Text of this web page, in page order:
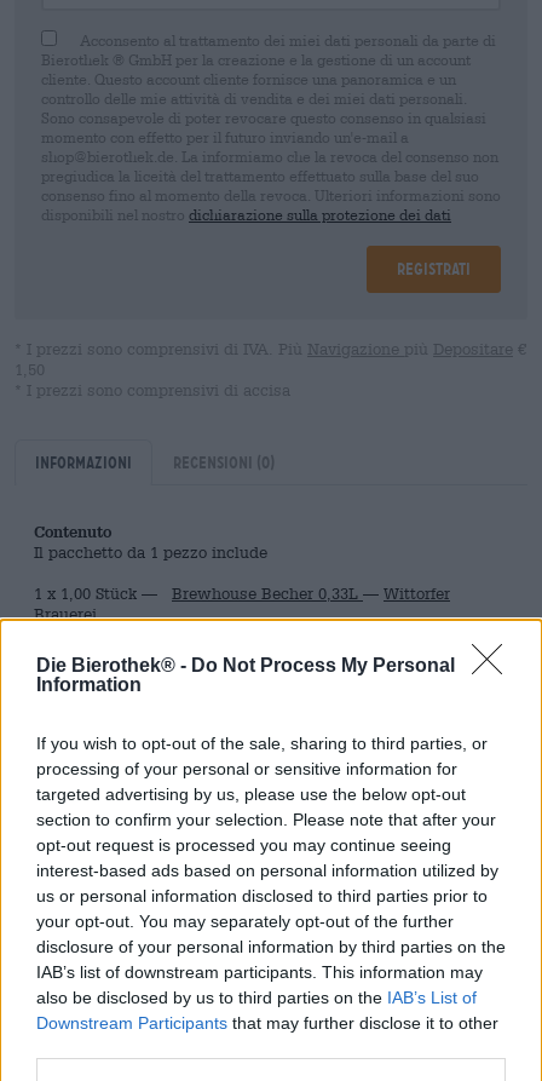
Die Bierothek® - Do Not Process My Personal
Information
If you wish to opt-out of the sale, sharing to third parties, or
processing of your personal or sensitive information for
targeted advertising by us, please use the below opt-out
section to confirm your selection. Please note that after your
opt-out request is processed you may continue seeing
interest-based ads based on personal information utilized by
us or personal information disclosed to third parties prior to
your opt-out. You may separately opt-out of the further
disclosure of your personal information by third parties on the
IAB’s list of downstream participants. This information may
also be disclosed by us to third parties on the IAB’s List of
Downstream Participants that may further disclose it to other
Acconsento al trattamento dei miei dati personali da parte di
Bierothek ® GmbH per la creazione e la gestione di un account
cliente. Questo account cliente fornisce una panoramica e un
controllo delle mie attività di vendita e dei miei dati personali.
Sono consapevole di poter revocare questo consenso in qualsiasi
momento con effetto per il futuro inviando un'e-mail a
shop@bierothek.de. La informiamo che la revoca del consenso non
pregiudica la liceità del trattamento effettuato sulla base del suo
consenso fino al momento della revoca. Ulteriori informazioni sono
disponibili nel nostro dichiarazione sulla protezione dei dati
Registrati
* I prezzi sono comprensivi di IVA. Più Navigazione più Depositare €
1,50
* I prezzi sono comprensivi di accisa
Informazioni Recensioni (0)
Contenuto
Il pacchetto da 1 pezzo include
1 x 1,00 Stück — Brewhouse Becher 0,33L — Wittorfer
Brauerei
1 x 0,33 Liter Dose —
Handspatz
Wittorfer Brauerei
1 x 0,33 Liter Dose — Spätiburgunder—Wittorfer Brauerei
1 x 0,33 Liter Dose —
1 x 0,33 Liter Dose —Trick 17—Wittorfer Brauerei
Brauerei
Wittorfer Brauerei
Tessera Bierothek®
10402009
Peso
1.96kg(2.04kg con imballaggio)
Depositare
€ 1.50
Operatore responsabile del settore alimentare (UE)